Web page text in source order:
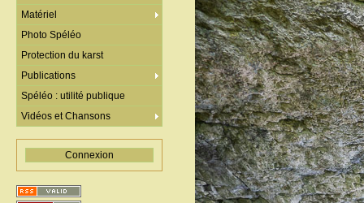
Matériel
Photo Spéléo
Protection du karst
Publications
Spéléo : utilité publique
Vidéos et Chansons
Connexion